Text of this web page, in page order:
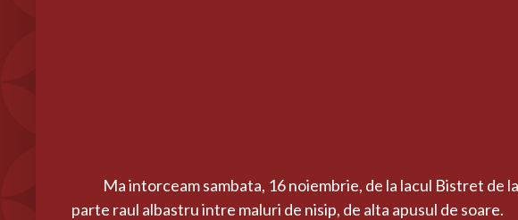
Ma intorceam sambata, 16 noiembrie, de la lacul Bistret de
parte raul albastru intre maluri de nisip, de alta apusul de soare.